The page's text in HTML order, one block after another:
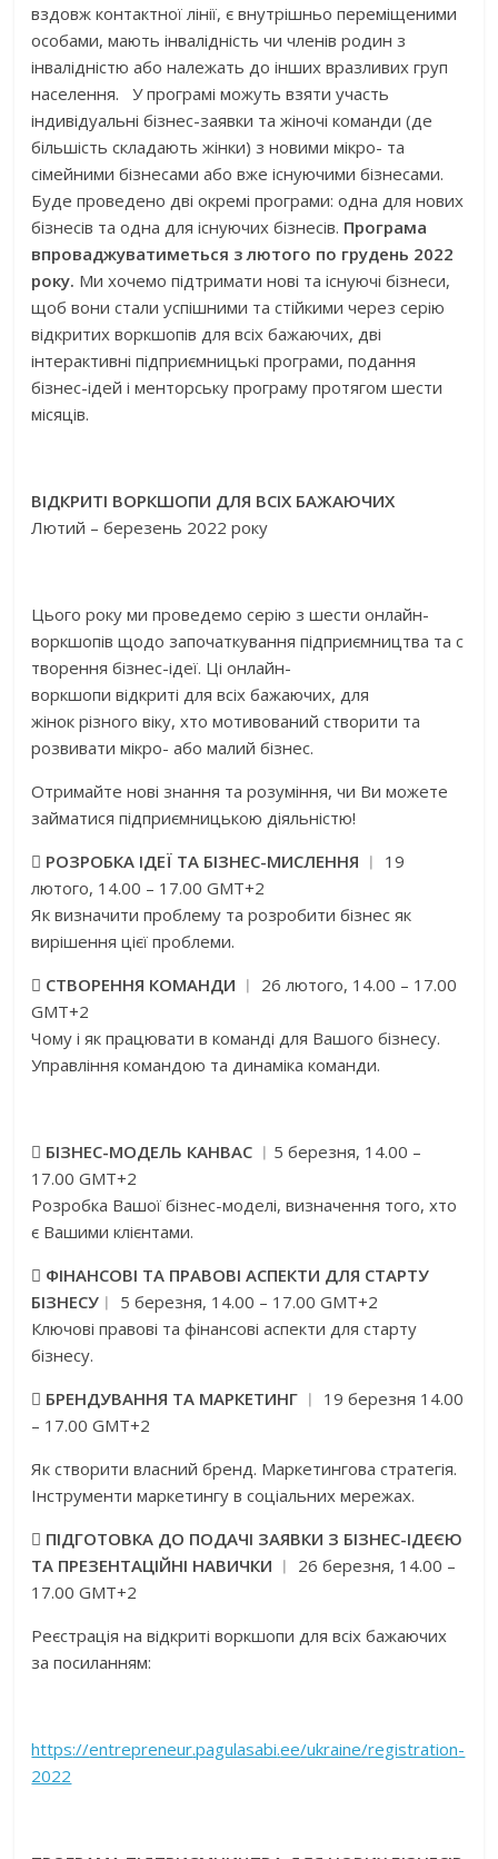
вздовж контактної лінії, є внутрішньо переміщеними
особами, мають інвалідність чи членів родин з
інвалідністю або належать до інших вразливих груп
населення. У програмі можуть взяти участь
індивідуальні бізнес-заявки та жіночі команди (де
більшість складають жінки) з новими мікро- та
сімейними бізнесами або вже існуючими бізнесами.
Буде проведено дві окремі програми: одна для нових
бізнесів та одна для існуючих бізнесів. Програма
впроваджуватиметься з лютого по грудень 2022
року. Ми хочемо підтримати нові та існуючі бізнеси,
щоб вони стали успішними та стійкими через серію
відкритих воркшопів для всіх бажаючих, дві
інтерактивні підприємницькі програми, подання
бізнес-ідей і менторську програму протягом шести
місяців.
ВІДКРИТІ ВОРКШОПИ ДЛЯ ВСІХ БАЖАЮЧИХ
Лютий – березень 2022 року
Цього року ми проведемо серію з шести онлайн-
воркшопів щодо започаткування підприємництва та с
творення бізнес-ідеї. Ці онлайн-
воркшопи відкриті для всіх бажаючих, для
жінок різного віку, хто мотивований створити та
розвивати мікро- або малий бізнес.
Отримайте нові знання та розуміння, чи Ви можете
займатися підприємницькою діяльністю!
 РОЗРОБКА ІДЕЇ ТА БІЗНЕС-МИСЛЕННЯ ︱ 19
лютого, 14.00 – 17.00 GMT+2
Як визначити проблему та розробити бізнес як
вирішення цієї проблеми.
 СТВОРЕННЯ КОМАНДИ ︱ 26 лютого, 14.00 – 17.00
GMT+2
Чому і як працювати в команді для Вашого бізнесу.
Управління командою та динаміка команди.
 БІЗНЕС-МОДЕЛЬ КАНВАС ︱5 березня, 14.00 –
17.00 GMT+2
Розробка Вашої бізнес-моделі, визначення того, хто
є Вашими клієнтами.
 ФІНАНСОВІ ТА ПРАВОВІ АСПЕКТИ ДЛЯ СТАРТУ
БІЗНЕСУ ︱ 5 березня, 14.00 – 17.00 GMT+2
Ключові правові та фінансові аспекти для старту
бізнесу.
 БРЕНДУВАННЯ ТА МАРКЕТИНГ ︱ 19 березня 14.00
– 17.00 GMT+2
Як створити власний бренд. Маркетингова стратегія.
Інструменти маркетингу в соціальних мережах.
 ПІДГОТОВКА ДО ПОДАЧІ ЗАЯВКИ З БІЗНЕС-ІДЕЄЮ
ТА ПРЕЗЕНТАЦІЙНІ НАВИЧКИ ︱ 26 березня, 14.00 –
17.00 GMT+2
Реєстрація на відкриті воркшопи для всіх бажаючих
за посиланням:
https://entrepreneur.pagulasabi.ee/ukraine/registration-
2022